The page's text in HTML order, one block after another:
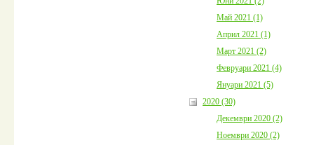
Май 2021 (1)
Април 2021 (1)
Март 2021 (2)
Февруари 2021 (4)
Януари 2021 (5)
2020 (30)
Декември 2020 (2)
Ноември 2020 (2)